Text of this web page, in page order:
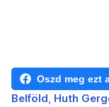
Oszd meg ezt
Belföld Huth